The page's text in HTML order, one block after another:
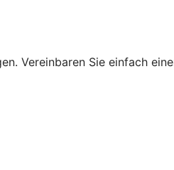
Vereinbaren Sie einfach